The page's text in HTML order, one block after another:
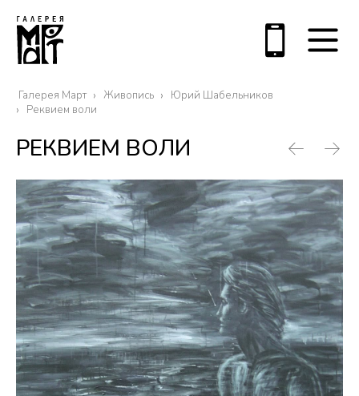
Галерея Март Живопись
Юрий Шабельников
Реквием воли
РЕКВИЕМ ВОЛИ